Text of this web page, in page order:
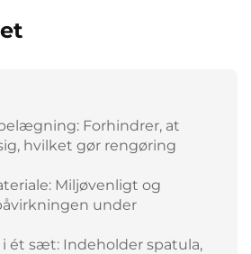
Forhindrer, at
hvilket gør rengøring
Miljøvenligt og
under
ét sæt: Indeholder spatula,